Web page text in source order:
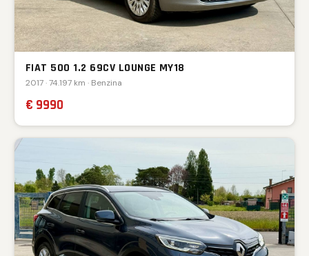
FIAT 500 1.2 69CV LOUNGE MY18
2017 · 74.197 km · Benzina
€ 9990